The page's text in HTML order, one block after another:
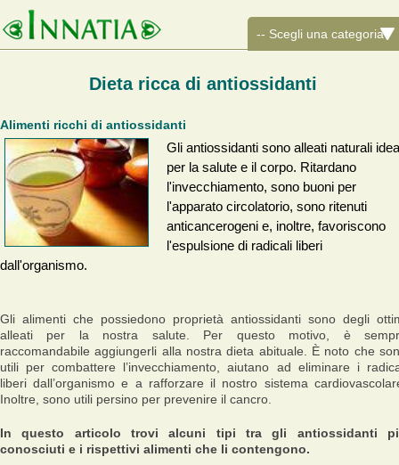
Dieta ricca di antiossidanti
Alimenti ricchi di antiossidanti
Gli antiossidanti sono alleati naturali
per la salute e il corpo. Ritardano
l'invecchiamento, sono buoni per
l'apparato circolatorio, sono ritenuti
anticancerogeni e, inoltre, favoriscono
l'espulsione di radicali liberi
dall'organismo.
Gli alimenti che possiedono proprietà antiossidanti sono degli
alleati per la nostra salute. Per questo motivo, è
raccomandabile aggiungerli alla nostra dieta abituale. È noto che
utili per combattere l’invecchiamento, aiutano ad eliminare i
liberi dall’organismo e a rafforzare il nostro sistema
Inoltre, sono utili persino per prevenire il cancro.
In questo articolo trovi alcuni tipi tra gli antiossidanti
conosciuti e i rispettivi alimenti che li contengono.